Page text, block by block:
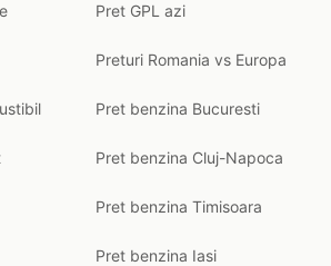
Pret GPL azi
Preturi Romania vs Europa
Pret benzina Bucuresti
Pret benzina Cluj-Napoca
Pret benzina Timisoara
Pret benzina Iasi